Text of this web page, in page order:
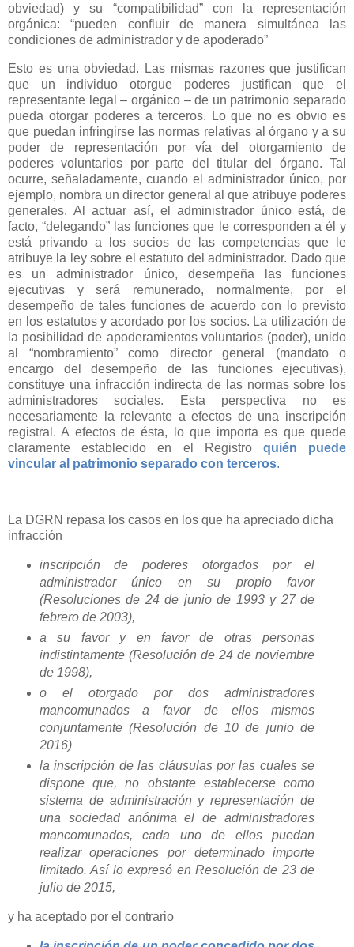
obviedad) y su “compatibilidad” con la representación
orgánica: “pueden confluir de manera simultánea las
condiciones de administrador y de apoderado”
Esto es una obviedad. Las mismas razones que justifican
que un individuo otorgue poderes justifican que el
representante legal – orgánico – de un patrimonio separado
pueda otorgar poderes a terceros. Lo que no es obvio es
que puedan infringirse las normas relativas al órgano y a su
poder de representación por vía del otorgamiento de
poderes voluntarios por parte del titular del órgano. Tal
ocurre, señaladamente, cuando el administrador único, por
ejemplo, nombra un director general al que atribuye poderes
generales. Al actuar así, el administrador único está, de
facto, “delegando” las funciones que le corresponden a él y
está privando a los socios de las competencias que le
atribuye la ley sobre el estatuto del administrador. Dado que
es un administrador único, desempeña las funciones
ejecutivas y será remunerado, normalmente, por el
desempeño de tales funciones de acuerdo con lo previsto
en los estatutos y acordado por los socios. La utilización de
la posibilidad de apoderamientos voluntarios (poder), unido
al “nombramiento” como director general (mandato o
encargo del desempeño de las funciones ejecutivas),
constituye una infracción indirecta de las normas sobre los
administradores sociales. Esta perspectiva no es
necesariamente la relevante a efectos de una inscripción
registral. A efectos de ésta, lo que importa es que quede
claramente establecido en el Registro quién puede
vincular al patrimonio separado con terceros.
La DGRN repasa los casos en los que ha apreciado dicha
infracción
inscripción de poderes otorgados por el
administrador único en su propio favor
(Resoluciones de 24 de junio de 1993 y 27 de
febrero de 2003),
a su favor y en favor de otras personas
indistintamente (Resolución de 24 de noviembre
de 1998),
o el otorgado por dos administradores
mancomunados a favor de ellos mismos
conjuntamente (Resolución de 10 de junio de
2016)
la inscripción de las cláusulas por las cuales se
dispone que, no obstante establecerse como
sistema de administración y representación de
una sociedad anónima el de administradores
mancomunados, cada uno de ellos puedan
realizar operaciones por determinado importe
limitado. Así lo expresó en Resolución de 23 de
julio de 2015,
y ha aceptado por el contrario